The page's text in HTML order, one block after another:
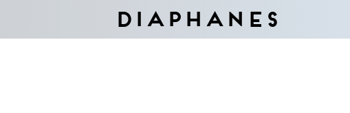
Diaphanes